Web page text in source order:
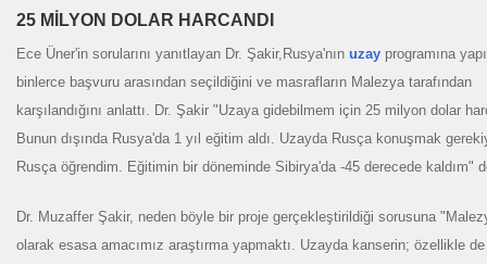
25 MİLYON DOLAR HARCANDI
Ece Üner'in sorularını yanıtlayan Dr. Şakir,Rusya'nın uzay programına
binlerce başvuru arasından seçildiğini ve masrafların Malezya tarafından
karşılandığını anlattı. Dr. Şakir "Uzaya gidebilmem için 25 milyon dolar
Bunun dışında Rusya'da 1 yıl eğitim aldı. Uzayda Rusça konuşmak
Rusça öğrendim. Eğitimin bir döneminde Sibirya'da -45 derecede kaldım"
Dr. Muzaffer Şakir, neden böyle bir proje gerçekleştirildiği sorusuna
olarak esasa amacımız araştırma yapmaktı. Uzayda kanserin; özellikle